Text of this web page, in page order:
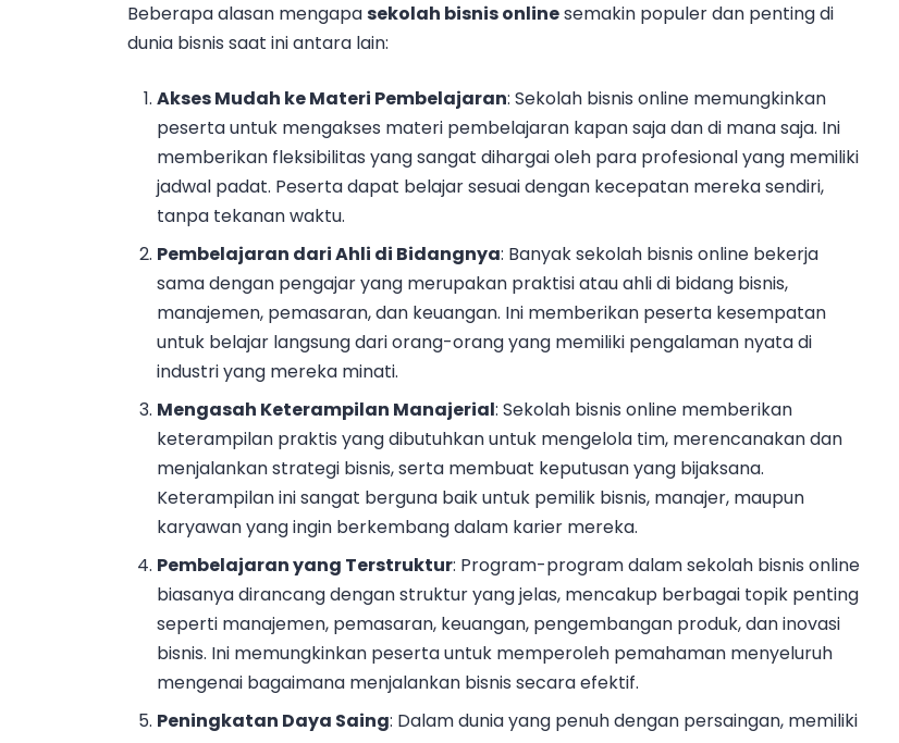
Beberapa alasan mengapasekolah bisnis onlinesemakin populer dan penting di
dunia bisnis saat ini antara lain:
Akses Mudah ke Materi Pembelajaran: Sekolah bisnis online memungkinkan
peserta untuk mengakses materi pembelajaran kapan saja dan di mana saja. Ini
memberikan fleksibilitas yang sangat dihargai oleh para profesional yang memiliki
jadwal padat. Peserta dapat belajar sesuai dengan kecepatan mereka sendiri,
tanpa tekanan waktu.
Pembelajaran dari Ahli di Bidangnya: Banyak sekolah bisnis online bekerja
sama dengan pengajar yang merupakan praktisi atau ahli di bidang bisnis,
manajemen, pemasaran, dan keuangan. Ini memberikan peserta kesempatan
untuk belajar langsung dari orang-orang yang memiliki pengalaman nyata di
industri yang mereka minati.
Mengasah Keterampilan Manajerial: Sekolah bisnis online memberikan
keterampilan praktis yang dibutuhkan untuk mengelola tim, merencanakan dan
menjalankan strategi bisnis, serta membuat keputusan yang bijaksana.
Keterampilan ini sangat berguna baik untuk pemilik bisnis, manajer, maupun
karyawan yang ingin berkembang dalam karier mereka.
Pembelajaran yang Terstruktur: Program-program dalam sekolah bisnis online
biasanya dirancang dengan struktur yang jelas, mencakup berbagai topik penting
seperti manajemen, pemasaran, keuangan, pengembangan produk, dan inovasi
bisnis. Ini memungkinkan peserta untuk memperoleh pemahaman menyeluruh
mengenai bagaimana menjalankan bisnis secara efektif.
Peningkatan Daya Saing: Dalam dunia yang penuh dengan persaingan, memiliki